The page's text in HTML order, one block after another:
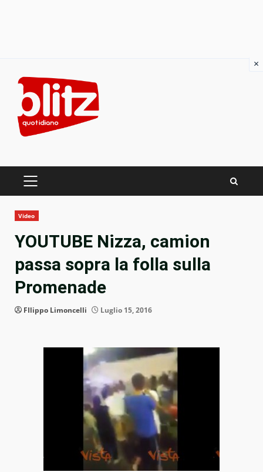
content
PRIMARY
Video
YOUTUBE Nizza, camion
passa sopra la folla sulla
Promenade
FIlippo Limoncelli Luglio 15, 2016
×